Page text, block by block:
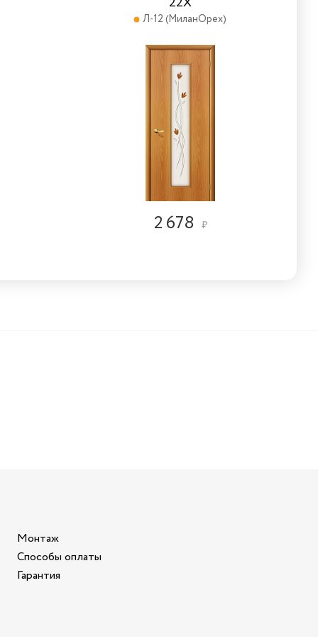
Л-12 (МиланОрех)
2 678 ₽
Монтаж
Способы оплаты
Гарантия